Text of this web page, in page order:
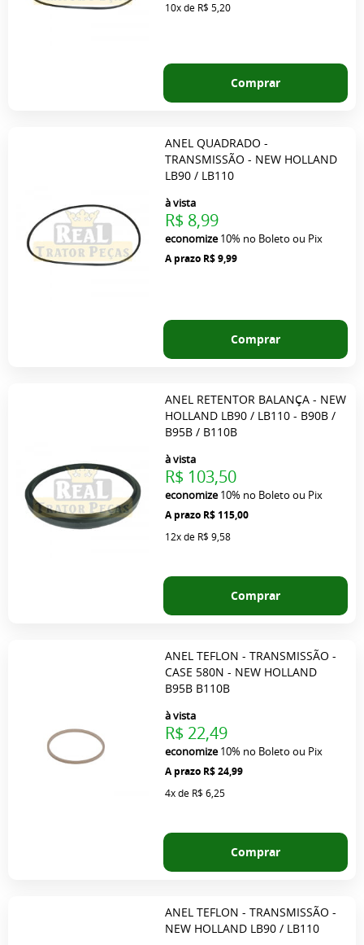
10xde R$ 5,20
Comprar
ANEL QUADRADO -
TRANSMISSÃO - NEW HOLLAND
LB90 / LB110
R$ 9,99
à vista
R$ 8,99
economize10% no Boleto ou Pix
Comprar
ANEL RETENTOR BALANÇA - NEW
HOLLAND LB90 / LB110 - B90B /
B95B / B110B
R$ 115,00
à vista
R$ 103,50
economize10% no Boleto ou Pix
12xde R$ 9,58
Comprar
ANEL TEFLON - TRANSMISSÃO -
CASE 580N - NEW HOLLAND
B95B B110B
R$ 24,99
à vista
R$ 22,49
economize10% no Boleto ou Pix
4xde R$ 6,25
Comprar
ANEL TEFLON - TRANSMISSÃO -
NEW HOLLAND LB90 / LB110